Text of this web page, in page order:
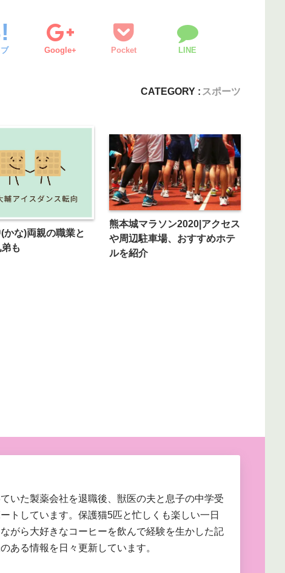
Google+ Pocket LINE
CATEGORY : スポーツ
かな)両親の職業と
も
熊本城マラソン2020|アクセス
や周辺駐車場、おすすめホテ
ルを紹介
いた製薬会社を退職後、獣医の夫と息子の中学受
トしています。保護猫5匹と忙しくも楽しい一日
がら大好きなコーヒーを飲んで経験を生かした記
ある情報を日々更新しています。